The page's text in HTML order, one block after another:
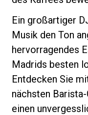
Ein großartiger
Musik den Ton
hervorragendes
Madrids besten
Entdecken Sie
nächsten
einen